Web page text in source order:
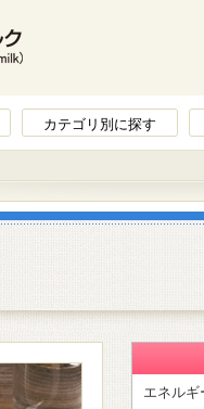
カテゴリ別に探す
エネルギ